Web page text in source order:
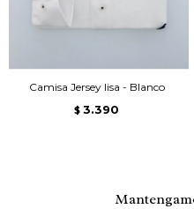
Camisa Jersey lisa - Blanco
$ 3.390